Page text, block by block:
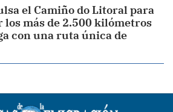
el Camiño do Litoral para
los más de 2.500 kilómetros
con una ruta única de